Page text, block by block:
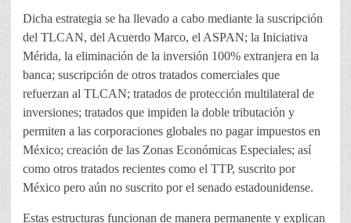
Dicha estrategia se ha llevado a cabo mediante la suscripción
del TLCAN, del Acuerdo Marco, el ASPAN; la Iniciativa
Mérida, la eliminación de la inversión 100% extranjera en la
banca; suscripción de otros tratados comerciales que
refuerzan al TLCAN; tratados de protección multilateral de
inversiones; tratados que impiden la doble tributación y
permiten a las corporaciones globales no pagar impuestos en
México; creación de las Zonas Económicas Especiales; así
como otros tratados recientes como el TTP, suscrito por
México pero aún no suscrito por el senado estadounidense.
Estas estructuras funcionan de manera permanente y explican